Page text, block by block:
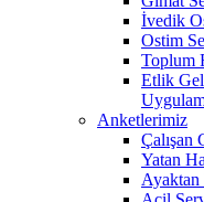
İvedik
Ostim
Toplum
Etlik
Anketlerimiz
Çalışan
Yatan
Ayaktan